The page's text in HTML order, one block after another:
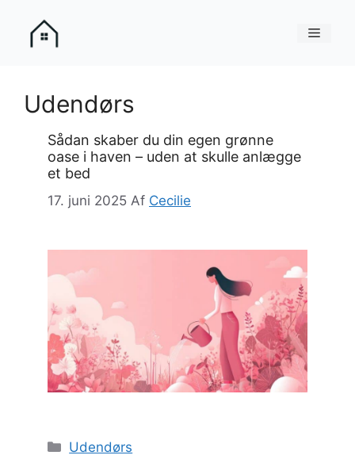
indhold
Menu
Udendørs
Sådan skaber du din egen grønne
oase i haven – uden at skulle anlægge
et bed
17. juni 2025 Af Cecilie
Kategorier
Udendørs